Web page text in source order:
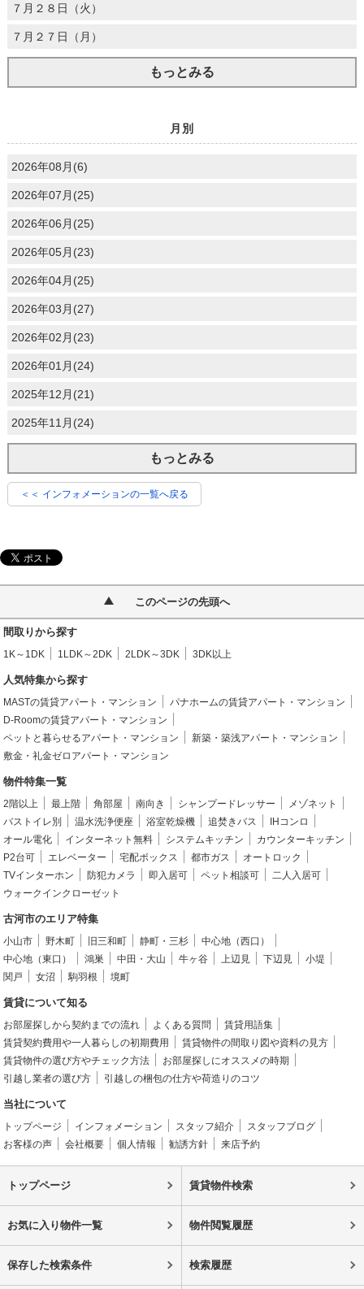
７月２８日（火）
７月２７日（月）
もっとみる
月別
2026年08月(6)
2026年07月(25)
2026年06月(25)
2026年05月(23)
2026年04月(25)
2026年03月(27)
2026年02月(23)
2026年01月(24)
2025年12月(21)
2025年11月(24)
もっとみる
＜＜ インフォメーションの一覧へ戻る
このページの先頭へ
間取りから探す
1K～1DK 1LDK～2DK 2LDK～3DK 3DK以上
人気特集から探す
MASTの賃貸アパート・マンション
パナホームの賃貸アパート・マンション
D-Roomの賃貸アパート・マンション
ペットと暮らせるアパート・マンション
新築・築浅アパート・マンション
敷金・礼金ゼロアパート・マンション
物件特集一覧
2階以上 最上階 角部屋 南向き シャンプードレッサー
メゾネット
バストイレ別
温水洗浄便座 浴室乾燥機 追焚きバス
IHコンロ
オール電化
インターネット無料 システムキッチン
カウンターキッチン
P2台可
エレベーター 宅配ボックス 都市ガス
オートロック
TVインターホン
防犯カメラ 即入居可 ペット相談可
二人入居可
ウォークインクローゼット
古河市のエリア特集
小山市 野木町 旧三和町 静町・三杉
中心地（西口）
中心地（東口）
鴻巣 中田・大山 牛ヶ谷 上辺見 下辺見
小堤
関戸
女沼 駒羽根 境町
賃貸について知る
お部屋探しから契約までの流れ よくある質問
賃貸用語集
賃貸契約費用や一人暮らしの初期費用
賃貸物件の間取り図や資料の見方
賃貸物件の選び方やチェック方法
お部屋探しにオススメの時期
引越し業者の選び方
引越しの梱包の仕方や荷造りのコツ
当社について
トップページ インフォメーション スタッフ紹介
スタッフブログ
お客様の声
会社概要 個人情報 勧誘方針 来店予約
トップページ 賃貸物件検索
お気に入り物件一覧 物件閲覧履歴
保存した検索条件 検索履歴